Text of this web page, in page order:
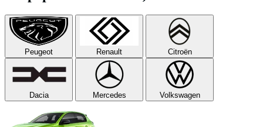
Peugeot Renault Citroën
Dacia Mercedes Volkswagen